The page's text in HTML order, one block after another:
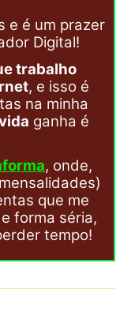
e é um prazer
Digital!
trabalho
, e isso é
na minha
ganha é
, onde,
que me
forma séria,
tempo!